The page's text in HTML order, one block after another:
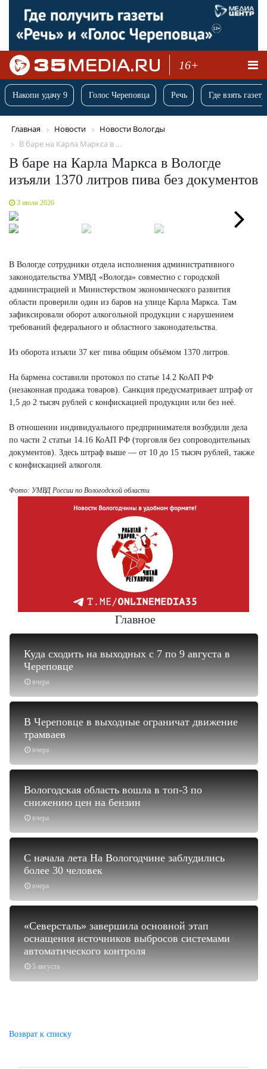
16+
Накопи удачу 9 Голос Череповца Речь Где взять
Главная Новости
Новости Вологды
В баре на Карла Маркса в ...
В баре на Карла Маркса в Вологде
изъяли 1370 литров пива без документов
3 июля 2026
В Вологде сотрудники отдела исполнения административного
законодательства УМВД «Вологда» совместно с городской
администрацией и Министерством экономического развития
области проверили один из баров на улице Карла Маркса. Там
зафиксировали оборот алкогольной продукции с нарушением
требований федерального и областного законодательства.
Из оборота изъяли 37 кег пива общим объёмом 1370 литров.
На бармена составили протокол по статье 14.2 КоАП РФ
(незаконная продажа товаров). Санкция предусматривает штраф от
1,5 до 2 тысяч рублей с конфискацией продукции или без неё.
В отношении индивидуального предпринимателя возбудили дела
по части 2 статьи 14.16 КоАП РФ (торговля без сопроводительных
документов). Здесь штраф выше — от 10 до 15 тысяч рублей, также
с конфискацией алкоголя.
Фото: УМВД России по Вологодской области
Главное
вчера
Куда сходить на выходных с 7 по 9 августа в
Череповце
вчера
В Череповце в выходные ограничат движение
трамваев
вчера
Вологодская область вошла в топ-3 по
снижению цен на бензин
вчера
С начала лета На Вологодчине заблудились
более 30 человек
5 августа
«Северсталь» завершила основной этап
оснащения источников выбросов системами
автоматического контроля
Возврат к списку